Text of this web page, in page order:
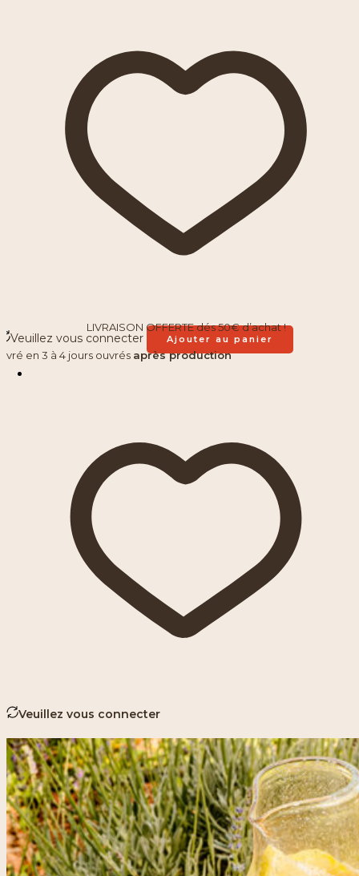
Veuillez vous connecter Ajouter au panier
LIVRAISON OFFERTE dés 50€ d’achat !
en 3 à 4 jours ouvrés après production
Veuillez vous connecter